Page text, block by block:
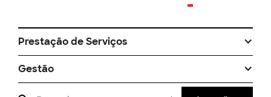
Prestação de Serviços
Gestão